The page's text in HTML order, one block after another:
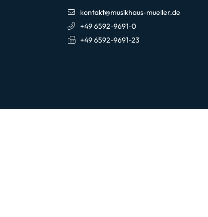
kontakt@musikhaus-mueller.de
+49 6592-9691-0
+49 6592-9691-23